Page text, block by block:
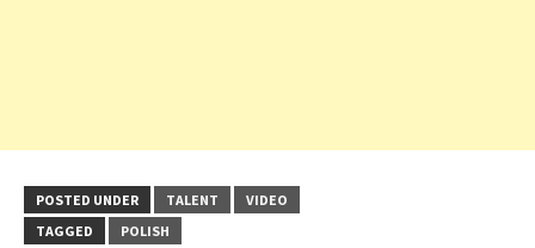
POSTED UNDER TALENT
VIDEO
TAGGED
POLISH